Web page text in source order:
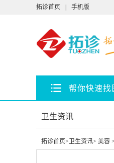
拓诊首页 手机版
帮你快速找
卫生资讯
拓诊首页> 卫生资讯> 美容